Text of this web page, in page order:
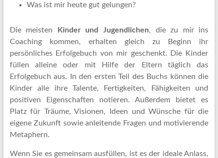
Was ist mir heute gut gelungen?
Die meisten Kinder und Jugendlichen, die zu mir ins
Coaching kommen, erhalten gleich zu Beginn ihr
persönliches Erfolgebuch von mir geschenkt. Die Kinder
füllen alleine oder mit Hilfe der Eltern täglich das
Erfolgebuch aus. In den ersten Teil des Buchs können die
Kinder alle ihre Talente, Fertigkeiten, Fähigkeiten und
positiven Eigenschaften notieren. Außerdem bietet es
Platz für Träume, Visionen, Ideen und Wünsche für die
eigene Zukunft sowie anleitende Fragen und motivierende
Metaphern.
Wenn Sie es gemeinsam ausfüllen, ist es der ideale Anlass,